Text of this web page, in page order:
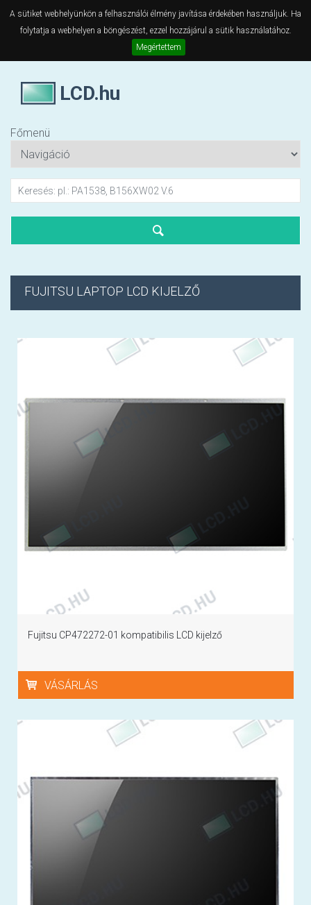
A sütiket webhelyünkön a felhasználói élmény javítása érdekében használjuk. Ha
folytatja a webhelyen a böngészést, ezzel hozzájárul a sütik használatához.
Megértettem
LCD.hu
Főmenü
FUJITSU LAPTOP LCD KIJELZŐ
Fujitsu CP472272-01 kompatibilis LCD kijelző
VÁSÁRLÁS